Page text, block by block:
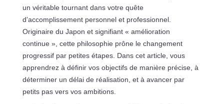
un véritable tournant dans votre quête
d’accomplissement personnel et professionnel.
Originaire du Japon et signifiant « amélioration
continue », cette philosophie prône le changement
progressif par petites étapes. Dans cet article, vous
apprendrez à définir vos objectifs de manière précise, à
déterminer un délai de réalisation, et à avancer par
petits pas vers vos ambitions.